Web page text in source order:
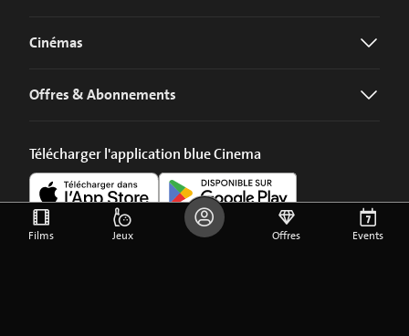
Cinémas
Offres & Abonnements
Télécharger l'application blue Cinema
Films Jeux Offres Events